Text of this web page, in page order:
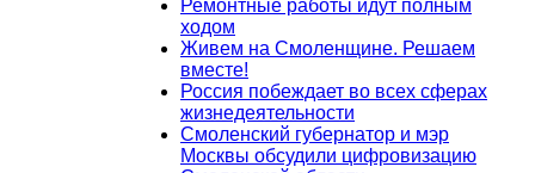
Ремонтные работы идут полным
ходом
Живем на Смоленщине. Решаем
вместе!
Россия побеждает во всех сферах
жизнедеятельности
Смоленский губернатор и мэр
Москвы обсудили цифровизацию